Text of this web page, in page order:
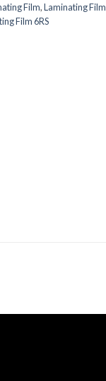
Film,Laminating Film
Film 6RS